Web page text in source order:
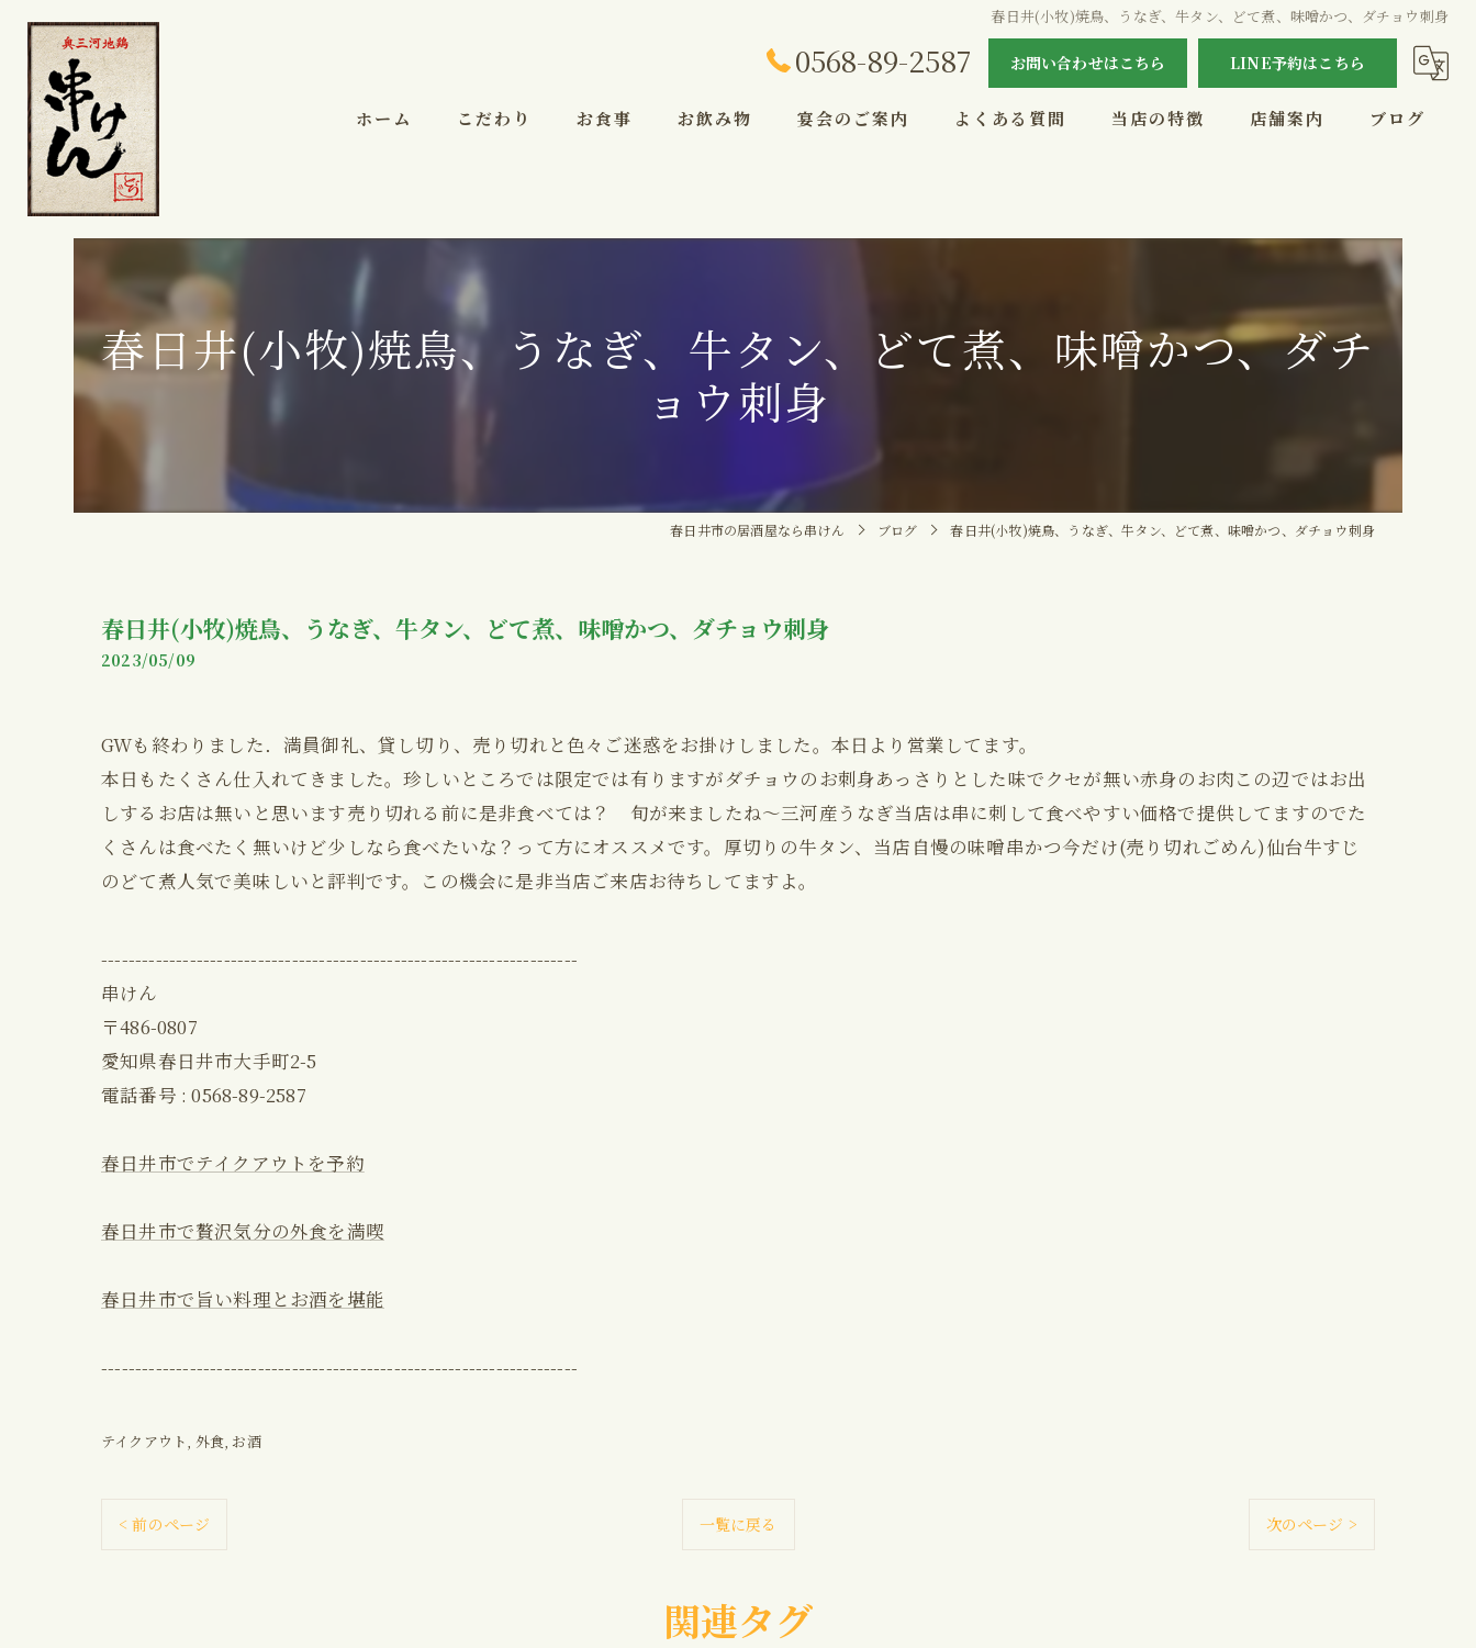
春日井(小牧)焼鳥、うなぎ、牛タン、どて煮、味噌かつ、ダチョウ刺身
0568-89-2587 お問い合わせはこちら LINE予約はこちら
ホーム こだわり お食事 お飲み物 宴会のご案内 よくある質問 当店の特徴
外食
宴会
店舗案内 ブログ
春日井(小牧)焼鳥、うなぎ、牛タン、どて煮、味噌かつ、ダチ
ョウ刺身
春日井市の居酒屋なら串けん ブログ 春日井(小牧)焼鳥、うなぎ、牛タン、どて煮、味噌かつ、ダチョウ刺身
春日井(小牧)焼鳥、うなぎ、牛タン、どて煮、味噌かつ、ダチョウ刺身
2023/05/09
GWも終わりました．満員御礼、貸し切り、売り切れと色々ご迷惑をお掛けしました。本日より営業してます。
本日もたくさん仕入れてきました。珍しいところでは限定では有りますがダチョウのお刺身あっさりとした味でクセが無い赤身のお肉この辺ではお出
しするお店は無いと思います売り切れる前に是非食べては？ 旬が来ましたね〜三河産うなぎ当店は串に刺して食べやすい価格で提供してますのでた
くさんは食べたく無いけど少しなら食べたいな？って方にオススメです。厚切りの牛タン、当店自慢の味噌串かつ今だけ(売り切れごめん)仙台牛すじ
のどて煮人気で美味しいと評判です。この機会に是非当店ご来店お待ちしてますよ。
----------------------------------------------------------------------
串けん
〒486-0807
愛知県春日井市大手町2-5
電話番号 : 0568-89-2587
春日井市でテイクアウトを予約
春日井市で贅沢気分の外食を満喫
春日井市で旨い料理とお酒を堪能
----------------------------------------------------------------------
テイクアウト 外食 お酒
< 前のページ 一覧に戻る 次のページ >
関連タグ